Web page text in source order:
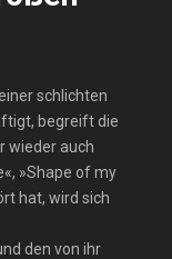
schlichten
begreift die
wieder auch
»Shape of my
hat, wird sich
den von ihr